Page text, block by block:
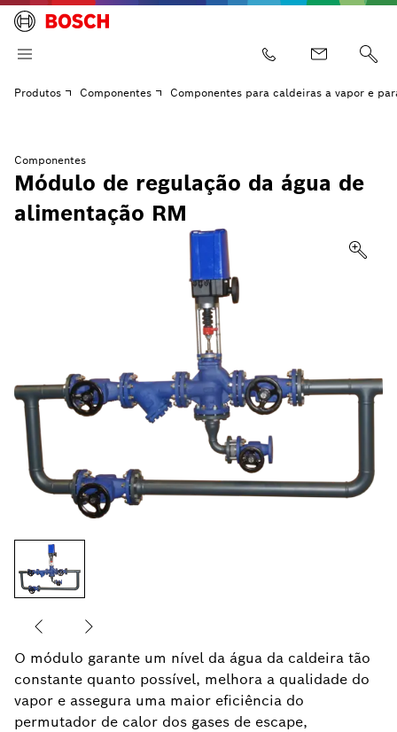
Produtos Componentes Componentes para caldeiras a vapor e
Componentes
Módulo de regulação da água de
alimentação RM
O módulo garante um nível da água da caldeira tão
constante quanto possível, melhora a qualidade do
vapor e assegura uma maior eficiência do
permutador de calor dos gases de escape,